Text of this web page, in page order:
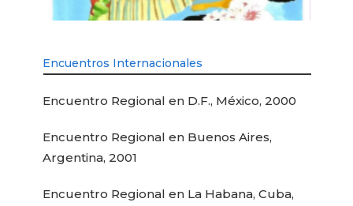
Encuentros Internacionales
Encuentro Regional en D.F., México, 2000
Encuentro Regional en Buenos Aires,
Argentina, 2001
Encuentro Regional en La Habana, Cuba,